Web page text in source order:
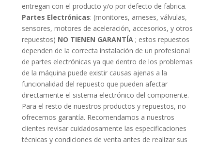
entregan con el producto y/o por defecto de fabrica.
Partes Electrónicas: (monitores, arneses, válvulas,
sensores, motores de aceleración, accesorios, y otros
repuestos) NO TIENEN GARANTÍA ; estos repuestos
dependen de la correcta instalación de un profesional
de partes electrónicas ya que dentro de los problemas
de la máquina puede existir causas ajenas a la
funcionalidad del repuesto que pueden afectar
directamente el sistema electrónico del componente.
Para el resto de nuestros productos y repuestos, no
ofrecemos garantía. Recomendamos a nuestros
clientes revisar cuidadosamente las especificaciones
técnicas y condiciones de venta antes de realizar sus